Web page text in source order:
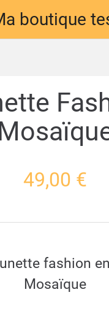
boutique
49,00 €
fashion
Mosaïque